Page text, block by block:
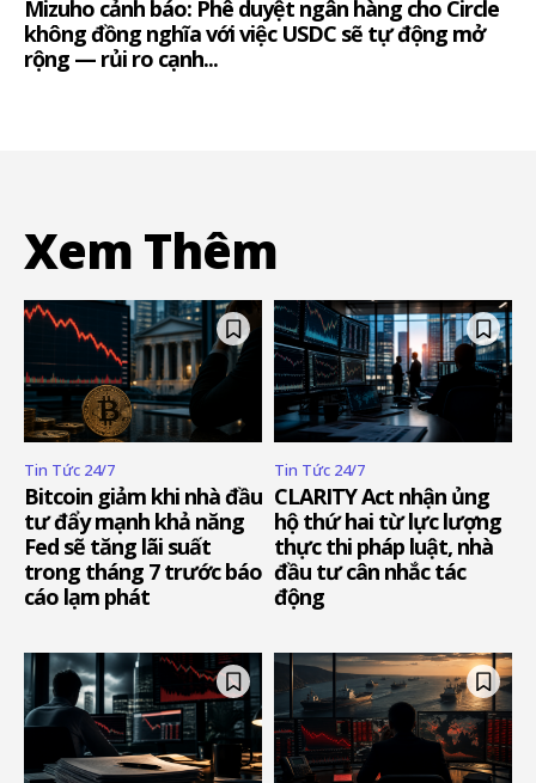
Mizuho cảnh báo: Phê duyệt ngân hàng cho Circle
không đồng nghĩa với việc USDC sẽ tự động mở
rộng — rủi ro cạnh...
Xem Thêm
Tin Tức 24/7
Bitcoin giảm khi nhà đầu
tư đẩy mạnh khả năng
Fed sẽ tăng lãi suất
trong tháng 7 trước báo
cáo lạm phát
Tin Tức 24/7
CLARITY Act nhận ủng
hộ thứ hai từ lực lượng
thực thi pháp luật, nhà
đầu tư cân nhắc tác
động